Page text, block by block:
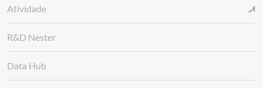
Atividade
R&D Nester
Data Hub